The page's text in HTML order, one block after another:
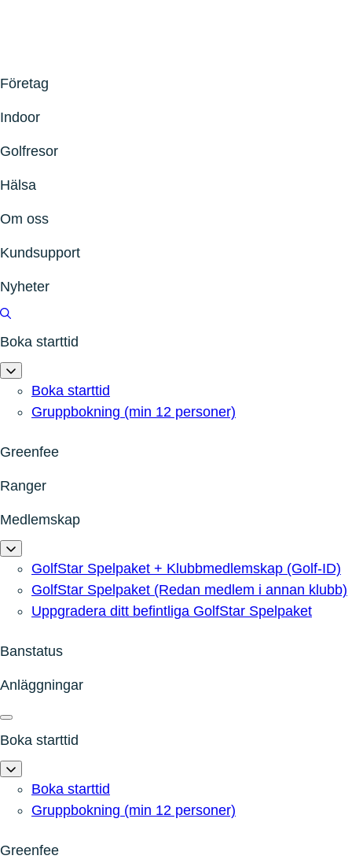
Företag
Indoor
Golfresor
Hälsa
Om oss
Kundsupport
Nyheter
Boka starttid
Boka starttid
Gruppbokning (min 12 personer)
Greenfee
Ranger
Medlemskap
GolfStar Spelpaket + Klubbmedlemskap (Golf-ID)
GolfStar Spelpaket (Redan medlem i annan klubb)
Uppgradera ditt befintliga GolfStar Spelpaket
Banstatus
Anläggningar
Boka starttid
Boka starttid
Gruppbokning (min 12 personer)
Greenfee